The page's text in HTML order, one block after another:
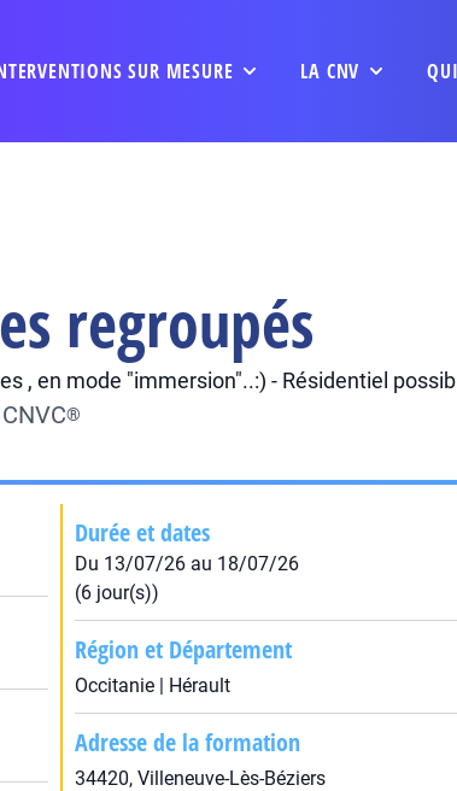
SUR MESURE LA CNV
regroupés
, en mode "immersion"..:) - Résidentiel
®
Durée et dates
Du 13/07/26 au 18/07/26
(6 jour(s))
Région et Département
Occitanie | Hérault
Adresse de la formation
34420, Villeneuve-Lès-Béziers